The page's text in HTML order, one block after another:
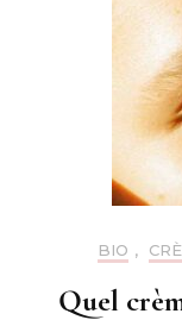
BIO ,
Quel